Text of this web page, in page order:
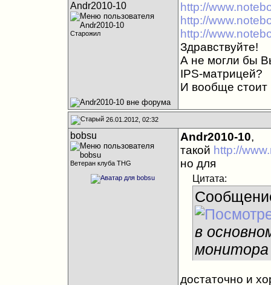
Andr2010-10
Старожил
http://
http://
http://
Здравствуйте!
А не могли бы
IPS-матрицей?
И вообще стоит
26.01.2012, 02:32
bobsu
Ветеран клуба THG
Andr2010-10,
такой http://
но для
Цитата:
в
монитора
достаточно и